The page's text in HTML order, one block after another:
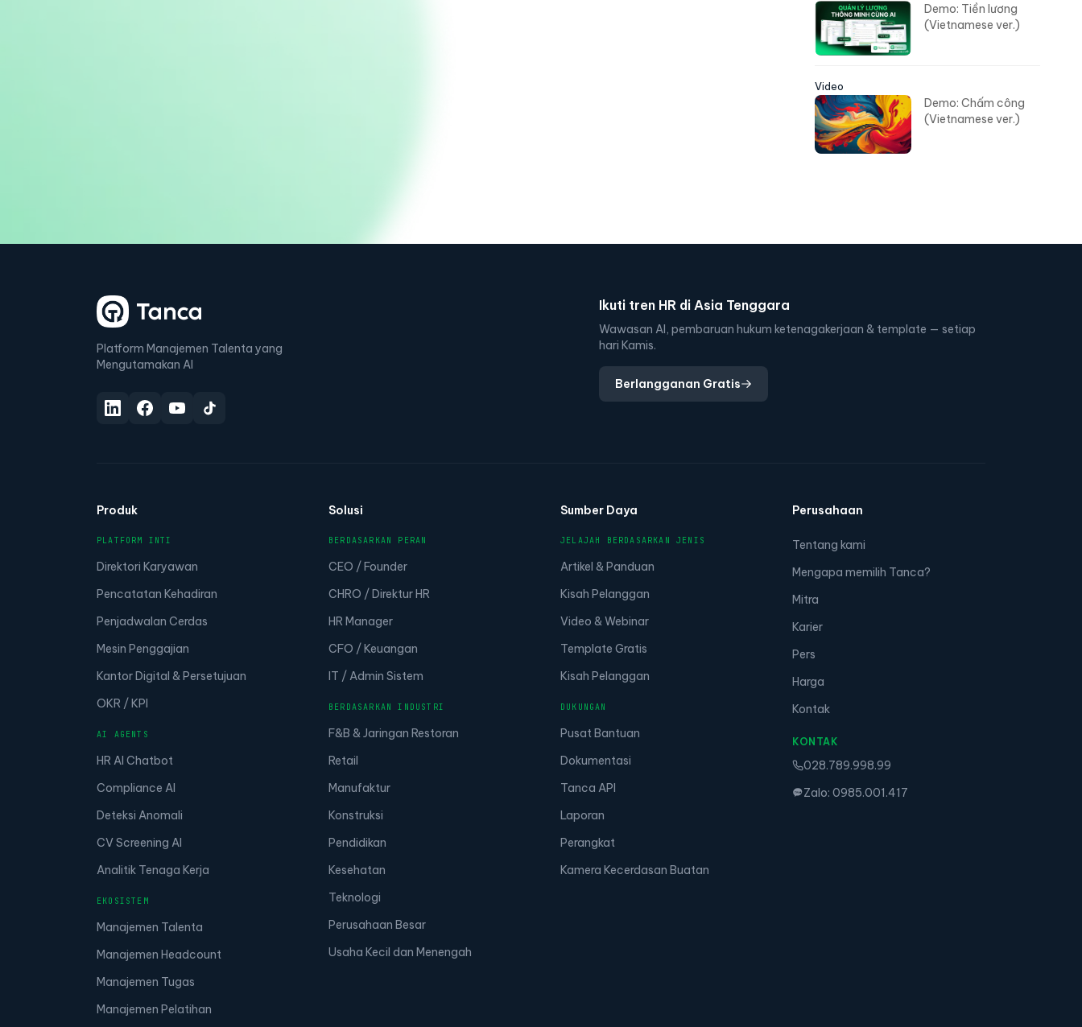
Demo: Tiền lương
(Vietnamese ver.)
Video
Demo: Chấm công
(Vietnamese ver.)
Platform Manajemen Talenta yang
Mengutamakan AI
Ikuti tren HR di Asia Tenggara
Wawasan AI, pembaruan hukum ketenagakerjaan & template — setiap
hari Kamis.
Berlangganan Gratis
Produk
PLATFORM INTI
Direktori Karyawan
Pencatatan Kehadiran
Penjadwalan Cerdas
Mesin Penggajian
Kantor Digital & Persetujuan
OKR / KPI
AI AGENTS
HR AI Chatbot
Compliance AI
Deteksi Anomali
CV Screening AI
Analitik Tenaga Kerja
EKOSISTEM
Manajemen Talenta
Manajemen Headcount
Manajemen Tugas
Manajemen Pelatihan
Solusi
BERDASARKAN PERAN
CEO / Founder
CHRO / Direktur HR
HR Manager
CFO / Keuangan
IT / Admin Sistem
BERDASARKAN INDUSTRI
F&B & Jaringan Restoran
Retail
Manufaktur
Konstruksi
Pendidikan
Kesehatan
Teknologi
Perusahaan Besar
Usaha Kecil dan Menengah
Sumber Daya
JELAJAH BERDASARKAN JENIS
Artikel & Panduan
Kisah Pelanggan
Video & Webinar
Template Gratis
Kisah Pelanggan
DUKUNGAN
Pusat Bantuan
Dokumentasi
Tanca API
Laporan
Perangkat
Kamera Kecerdasan Buatan
Perusahaan
Tentang kami
Mengapa memilih Tanca?
Mitra
Karier
Pers
Harga
Kontak
KONTAK
028.789.998.99
Zalo: 0985.001.417